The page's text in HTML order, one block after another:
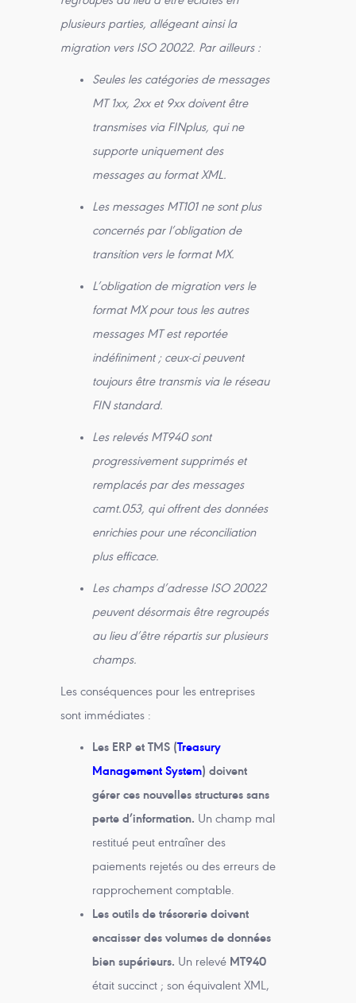
plusieurs parties, allégeant ainsi la
migration vers ISO 20022. Par ailleurs :
Seules les catégories de messages
MT 1xx, 2xx et 9xx doivent être
transmises via FINplus, qui ne
supporte uniquement des
messages au format XML.
Les messages MT101 ne sont plus
concernés par l’obligation de
transition vers le format MX.
L’obligation de migration vers le
format MX pour tous les autres
messages MT est reportée
indéfiniment ; ceux-ci peuvent
toujours être transmis via le réseau
FIN standard.
Les relevés MT940 sont
progressivement supprimés et
remplacés par des messages
camt.053, qui offrent des données
enrichies pour une réconciliation
plus efficace.
Les champs d’adresse ISO 20022
peuvent désormais être regroupés
au lieu d’être répartis sur plusieurs
champs.
Les conséquences pour les entreprises
sont immédiates :
Les ERP et TMS (Treasury
Management System) doivent
gérer ces nouvelles structures sans
perte d’information. Un champ mal
restitué peut entraîner des
paiements rejetés ou des erreurs de
rapprochement comptable.
Les outils de trésorerie doivent
encaisser des volumes de données
bien supérieurs. Un relevé MT940
était succinct ; son équivalent XML,